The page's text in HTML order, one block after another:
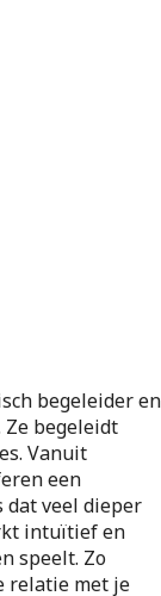
begeleider en
Ze begeleidt
Vanuit
een
veel dieper
intuïtief en
speelt. Zo
relatie met je